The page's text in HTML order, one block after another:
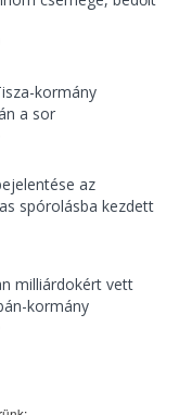
kormány
a sor
az
spórolásba kezdett
milliárdokért vett
kormány